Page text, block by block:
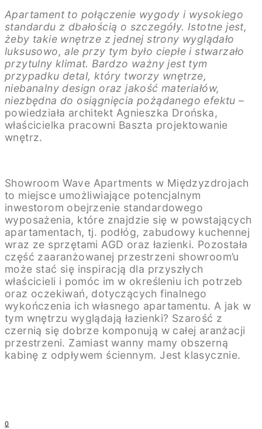
Apartament to połączenie wygody i wysokiego
standardu z dbałością o szczegóły. Istotne jest,
żeby takie wnętrze z jednej strony wyglądało
luksusowo, ale przy tym było ciepłe i stwarzało
przytulny klimat. Bardzo ważny jest tym
przypadku detal, który tworzy wnętrze,
niebanalny design oraz jakość materiałów,
niezbędna do osiągnięcia pożądanego efektu –
powiedziała architekt Agnieszka Drońska,
właścicielka pracowni Baszta projektowanie
wnętrz.
Showroom Wave Apartments w Międzyzdrojach
to miejsce umożliwiające potencjalnym
inwestorom obejrzenie standardowego
wyposażenia, które znajdzie się w powstających
apartamentach, tj. podłóg, zabudowy kuchennej
wraz ze sprzętami AGD oraz łazienki. Pozostała
część zaaranżowanej przestrzeni showroom’u
może stać się inspiracją dla przyszłych
właścicieli i pomóc im w określeniu ich potrzeb
oraz oczekiwań, dotyczących finalnego
wykończenia ich własnego apartamentu. A jak w
tym wnętrzu wyglądają łazienki? Szarość z
czernią się dobrze komponują w całej aranżacji
przestrzeni. Zamiast wanny mamy obszerną
kabinę z odpływem ściennym. Jest klasycznie.
0